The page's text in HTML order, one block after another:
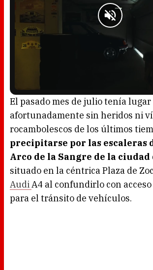
m
u
t
a
d
e
:
4
.
6
%
El pasado mes de julio tenía
afortunadamente sin heridos ni
rocambolescos de los últimos
precipitarse por las escaleras
Arco de la Sangre de la ciudad
situado en la céntrica Plaza de
AudiA4 al confundirlo con
para el tránsito de vehículos.